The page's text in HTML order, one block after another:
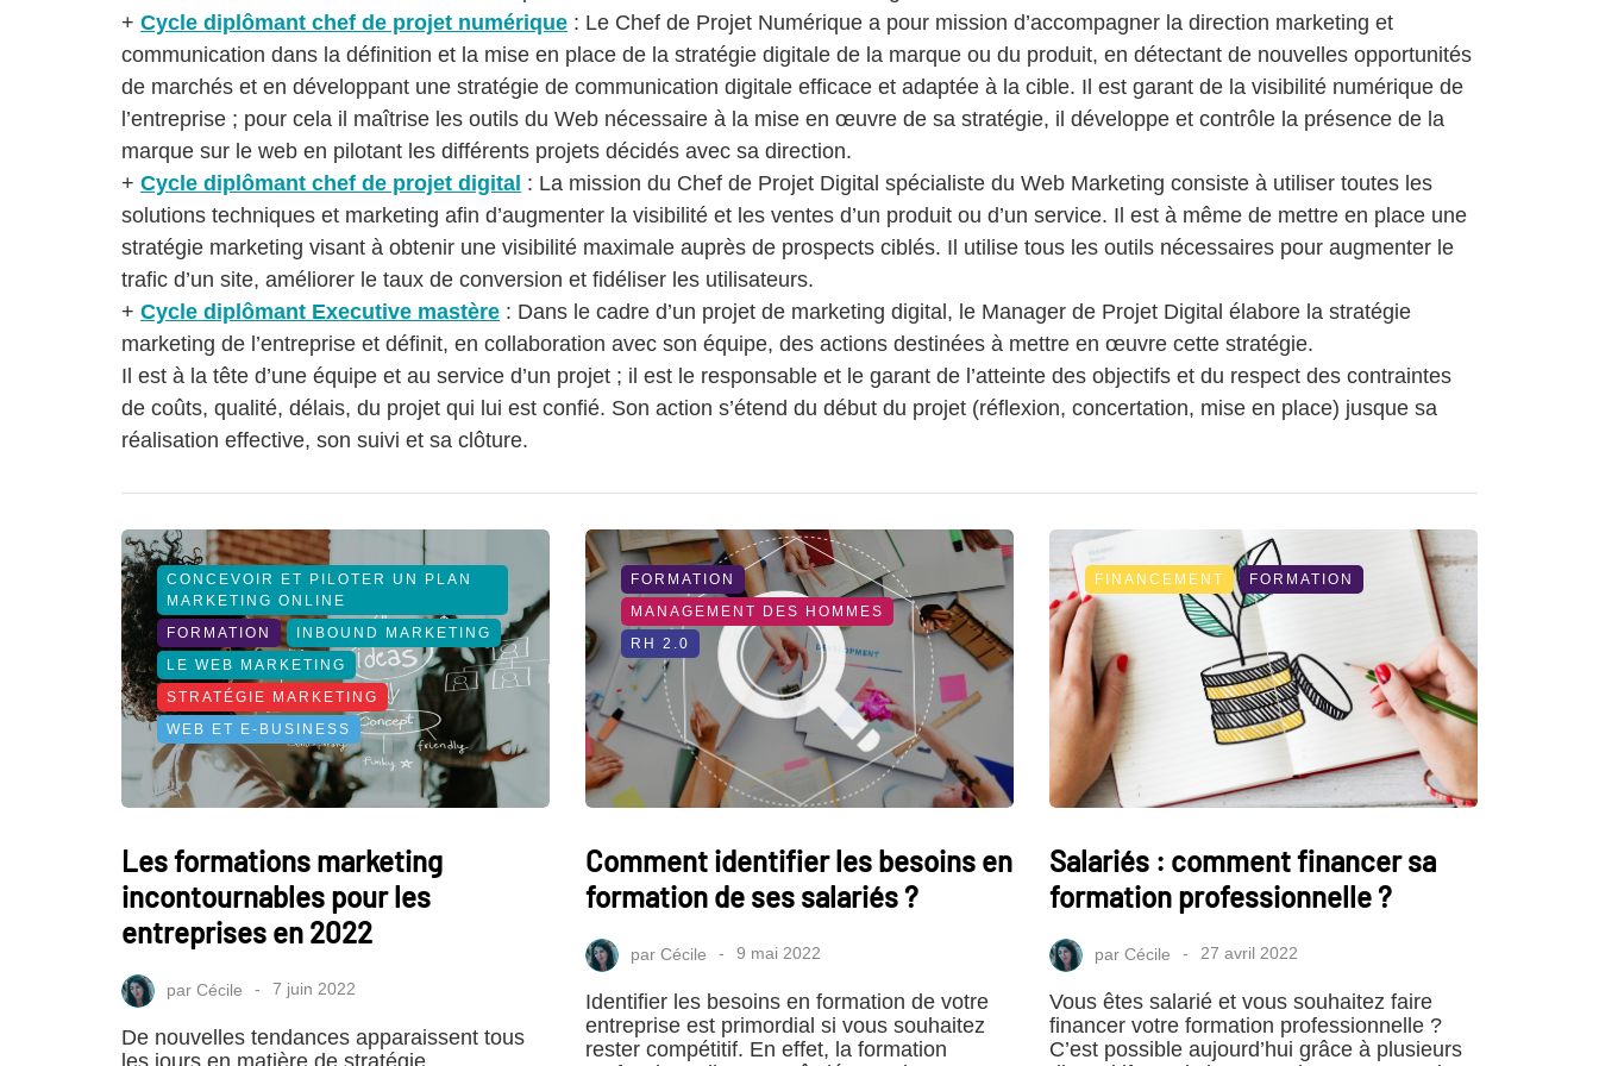
+ Cycle diplômant chef de projet numérique : Le Chef de Projet Numérique a pour mission d’accompagner la direction marketing et
communication dans la définition et la mise en place de la stratégie digitale de la marque ou du produit, en détectant de nouvelles opportunités
de marchés et en développant une stratégie de communication digitale efficace et adaptée à la cible. Il est garant de la visibilité numérique de
l’entreprise ; pour cela il maîtrise les outils du Web nécessaire à la mise en œuvre de sa stratégie, il développe et contrôle la présence de la
marque sur le web en pilotant les différents projets décidés avec sa direction.
+ Cycle diplômant chef de projet digital : La mission du Chef de Projet Digital spécialiste du Web Marketing consiste à utiliser toutes les
solutions techniques et marketing afin d’augmenter la visibilité et les ventes d’un produit ou d’un service. Il est à même de mettre en place une
stratégie marketing visant à obtenir une visibilité maximale auprès de prospects ciblés. Il utilise tous les outils nécessaires pour augmenter le
trafic d’un site, améliorer le taux de conversion et fidéliser les utilisateurs.
+ Cycle diplômant Executive mastère : Dans le cadre d’un projet de marketing digital, le Manager de Projet Digital élabore la stratégie
marketing de l’entreprise et définit, en collaboration avec son équipe, des actions destinées à mettre en œuvre cette stratégie.
Il est à la tête d’une équipe et au service d’un projet ; il est le responsable et le garant de l’atteinte des objectifs et du respect des contraintes
de coûts, qualité, délais, du projet qui lui est confié. Son action s’étend du début du projet (réflexion, concertation, mise en place) jusque sa
réalisation effective, son suivi et sa clôture.
CONCEVOIR ET PILOTER UN PLAN
MARKETING ONLINE
FORMATION
INBOUND MARKETING
LE WEB MARKETING
STRATÉGIE MARKETING
WEB ET E-BUSINESS
Les formations marketing
incontournables pour les
entreprises en 2022
par Cécile 7 juin 2022
De nouvelles tendances apparaissent tous
les jours en matière de stratégie
FORMATION
MANAGEMENT DES HOMMES
RH 2.0
Comment identifier les besoins en
formation de ses salariés ?
par Cécile 9 mai 2022
Identifier les besoins en formation de votre
entreprise est primordial si vous souhaitez
rester compétitif. En effet, la formation
FINANCEMENT FORMATION
Salariés : comment financer sa
formation professionnelle ?
par Cécile 27 avril 2022
Vous êtes salarié et vous souhaitez faire
financer votre formation professionnelle ?
C’est possible aujourd’hui grâce à plusieurs